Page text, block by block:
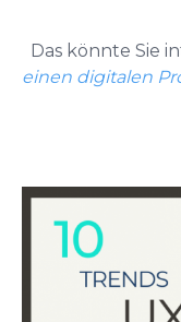
Das könnte Sie
einen digitalen